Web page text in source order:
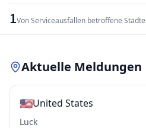
1Von Serviceausfällen betroffene Städte
Aktuelle Meldungen
🇺🇸United States
Luck